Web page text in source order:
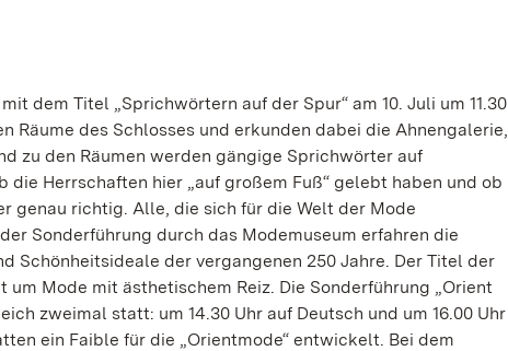
dem Titel „Sprichwörtern auf der Spur“ am 10. Juli um 11.30
Räume des Schlosses und erkunden dabei die Ahnengalerie,
zu den Räumen werden gängige Sprichwörter auf
Herrschaften hier „auf großem Fuß“ gelebt haben und ob
genau richtig. Alle, die sich für die Welt der Mode
Sonderführung durch das Modemuseum erfahren die
Schönheitsideale der vergangenen 250 Jahre. Der Titel der
Mode mit ästhetischem Reiz. Die Sonderführung „Orient
zweimal statt: um 14.30 Uhr auf Deutsch und um 16.00 Uhr
ein Faible für die „Orientmode“ entwickelt. Bei dem